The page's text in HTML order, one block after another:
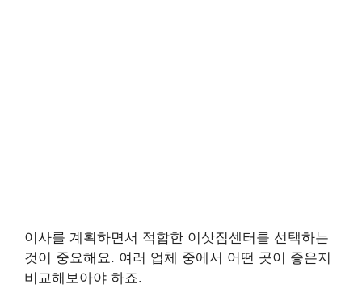
이사를 계획하면서 적합한 이삿짐센터를 선택하는
것이 중요해요. 여러 업체 중에서 어떤 곳이 좋은지
비교해보아야 하죠.